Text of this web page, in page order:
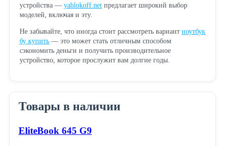
устройства — yablokoff.netпредлагает широкий выбор
моделей, включая и эту.
Не забывайте, что иногда стоит рассмотреть вариант ноутбук
бу купить— это может стать отличным способом
сэкономить деньги и получить производительное
устройство, которое прослужит вам долгие годы.
Товары в наличии
EliteBook 645 G9